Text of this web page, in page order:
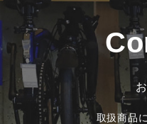
取扱商品